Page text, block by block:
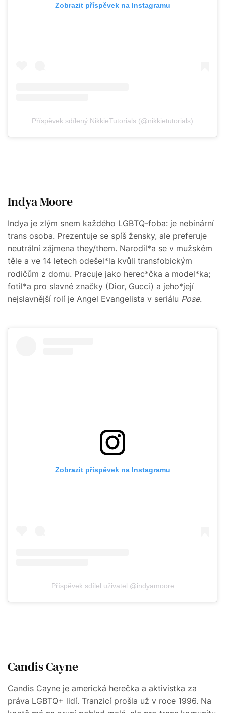
Zobrazit příspěvek na Instagramu
Příspěvek sdílený NikkieTutorials (@nikkietutorials)
Indya Moore
Indya je zlým snem každého LGBTQ-foba: je nebinární
trans osoba. Prezentuje se spíš žensky, ale preferuje
neutrální zájmena they/them. Narodil*a se v mužském
těle a ve 14 letech odešel*la kvůli transfobickým
rodičům z domu. Pracuje jako herec*čka a model*ka;
fotil*a pro slavné značky (Dior, Gucci) a jeho*její
nejslavnější rolí je Angel Evangelista v seriálu Pose.
Zobrazit příspěvek na Instagramu
Příspěvek sdílel uživatel @indyamoore
Candis Cayne
Candis Cayne je americká herečka a aktivistka za
práva LGBTQ+ lidí. Tranzicí prošla už v roce 1996. Na